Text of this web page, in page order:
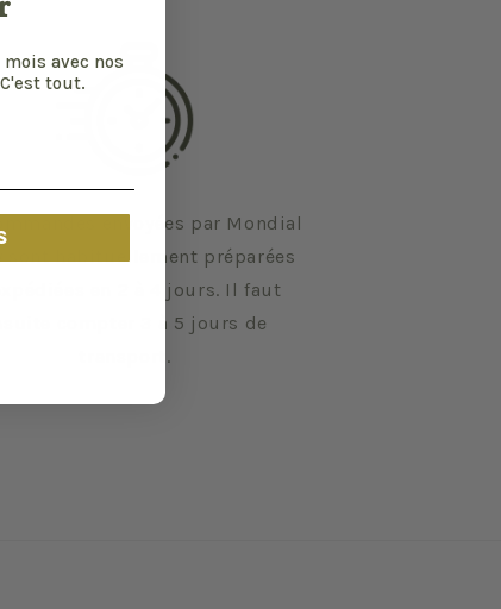
envoyées par Mondial
sont habituellement préparées
en 2 à 4 jours. Il faut
compter 3 à 5 jours de
transport.
avec nos
tout.